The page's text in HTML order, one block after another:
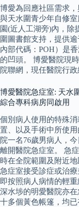
博愛為回應社區需求
與天水圍青少年自修
園(近人工湖旁)內，除
圍圖書館支持，提供
內部代碼：POH）是
的凹頭。 博愛醫院現
院聯網，現任醫院行政
博愛醫院急症室: 天水
綜合專科病房同啟用
個別病人使用的特殊
置、以及手術中所使
院一名76歲男病人，
離開醫院急症室。 急
時在全院範圍及附近
急症室接受診症或治
即按照病人病情的輕
深水埗的明愛醫院亦
十多個黃色帳篷，均